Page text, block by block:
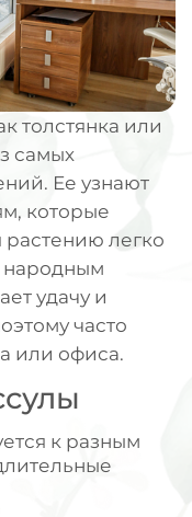
толстянка или
самых
Ее узнают
которые
растению легко
народным
удачу и
часто
или офиса.
к разным